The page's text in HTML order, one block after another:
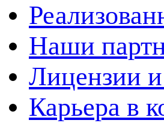
Наши
Лицензии
Карьера в